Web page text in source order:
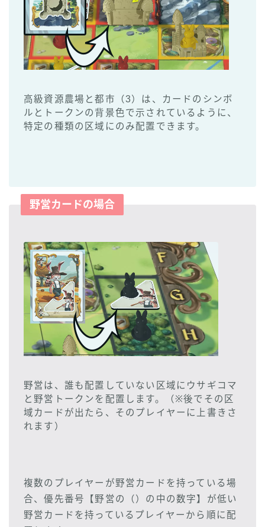
高級資源農場と都市（3）は、カードのシンボ
ルとトークンの背景色で示されているように、
特定の種類の区域にのみ配置できます。
野営カードの場合
野営は、誰も配置していない区域にウサギコマ
と野営トークンを配置します。（※後でその区
域カードが出たら、そのプレイヤーに上書きさ
れます）
複数のプレイヤーが野営カードを持っている場
合、優先番号【野営の（）の中の数字】が低い
野営カードを持っているプレイヤーから順に配